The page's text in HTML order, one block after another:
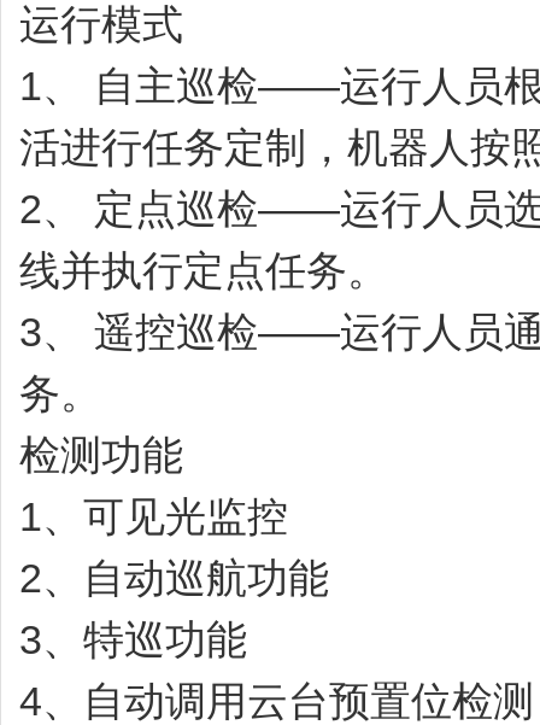
运行模式
1、
自主巡检——运行人员
活进行任务定制，机器人按
2、
定点巡检——运行人员
线并执行定点任务。
3、
遥控巡检——运行人员通
务。
检测功能
1、可见光监控
2、自动巡航功能
3、特巡功能
4、自动调用云台预置位检测